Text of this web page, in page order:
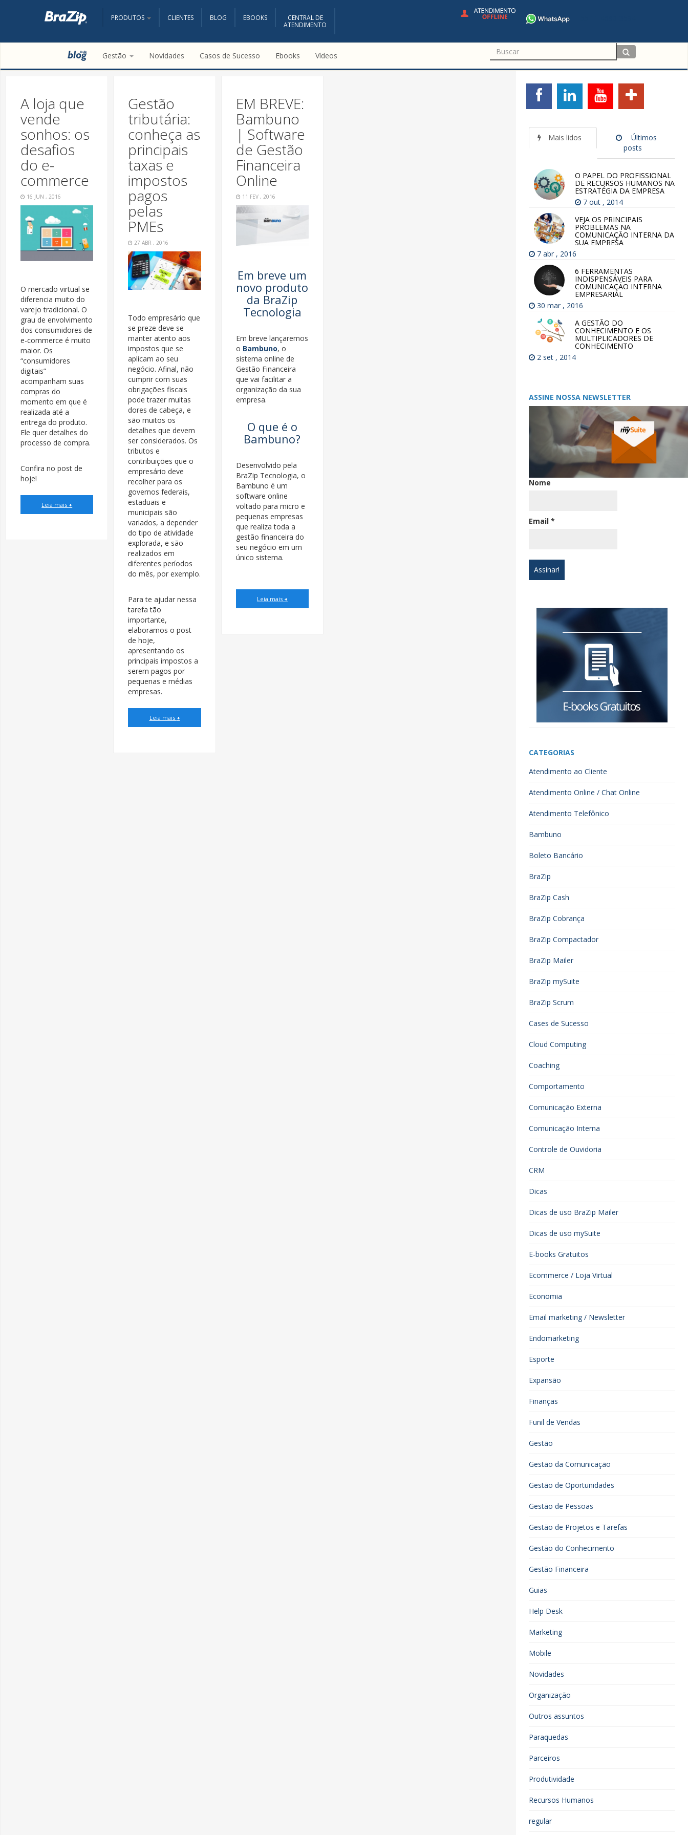
PRODUTOS CLIENTES BLOG EBOOKS
CENTRAL DE
ATENDIMENTO
Gestão Novidades Casos de Sucesso Ebooks Vídeos
A loja que
vende
sonhos: os
desafios
do e-
commerce
16 JUN , 2016
O mercado virtual se
diferencia muito do
varejo tradicional. O
grau de envolvimento
dos consumidores de
e-commerce é muito
maior. Os
“consumidores
digitais”
acompanham suas
compras do
momento em que é
realizada até a
entrega do produto.
Ele quer detalhes do
processo de compra.
Confira no post de
hoje!
Leia mais +
Gestão
tributária:
conheça as
principais
taxas e
impostos
pagos
pelas
PMEs
27 ABR , 2016
Todo empresário que
se preze deve se
manter atento aos
impostos que se
aplicam ao seu
negócio. Afinal, não
cumprir com suas
obrigações fiscais
pode trazer muitas
dores de cabeça, e
são muitos os
detalhes que devem
ser considerados. Os
tributos e
contribuições que o
empresário deve
recolher para os
governos federais,
estaduais e
municipais são
variados, a depender
do tipo de atividade
explorada, e são
realizados em
diferentes períodos
do mês, por exemplo.
Para te ajudar nessa
tarefa tão
importante,
elaboramos o post
de hoje,
apresentando os
principais impostos a
serem pagos por
pequenas e médias
empresas.
Leia mais +
EM BREVE:
Bambuno
| Software
de Gestão
Financeira
Online
11 FEV , 2016
Em breve um
novo produto
da BraZip
Tecnologia
Em breve lançaremos
o Bambuno, o
sistema online de
Gestão Financeira
que vai facilitar a
organização da sua
empresa.
O que é o
Bambuno?
Desenvolvido pela
BraZip Tecnologia, o
Bambuno é um
software online
voltado para micro e
pequenas empresas
que realiza toda a
gestão financeira do
seu negócio em um
único sistema.
Leia mais +
Mais lidos
Últimos
posts
O PAPEL DO PROFISSIONAL
DE RECURSOS HUMANOS NA
ESTRATÉGIA DA EMPRESA
7 out , 2014
VEJA OS PRINCIPAIS
PROBLEMAS NA
COMUNICAÇÃO INTERNA DA
SUA EMPRESA
7 abr , 2016
6 FERRAMENTAS
INDISPENSÁVEIS PARA
COMUNICAÇÃO INTERNA
EMPRESARIAL
30 mar , 2016
A GESTÃO DO
CONHECIMENTO E OS
MULTIPLICADORES DE
CONHECIMENTO
2 set , 2014
ASSINE NOSSA NEWSLETTER
Nome
Email *
CATEGORIAS
Atendimento ao Cliente
Atendimento Online / Chat Online
Atendimento Telefônico
Bambuno
Boleto Bancário
BraZip
BraZip Cash
BraZip Cobrança
BraZip Compactador
BraZip Mailer
BraZip mySuite
BraZip Scrum
Cases de Sucesso
Cloud Computing
Coaching
Comportamento
Comunicação Externa
Comunicação Interna
Controle de Ouvidoria
CRM
Dicas
Dicas de uso BraZip Mailer
Dicas de uso mySuite
E-books Gratuitos
Ecommerce / Loja Virtual
Economia
Email marketing / Newsletter
Endomarketing
Esporte
Expansão
Finanças
Funil de Vendas
Gestão
Gestão da Comunicação
Gestão de Oportunidades
Gestão de Pessoas
Gestão de Projetos e Tarefas
Gestão do Conhecimento
Gestão Financeira
Guias
Help Desk
Marketing
Mobile
Novidades
Organização
Outros assuntos
Paraquedas
Parceiros
Produtividade
Recursos Humanos
regular